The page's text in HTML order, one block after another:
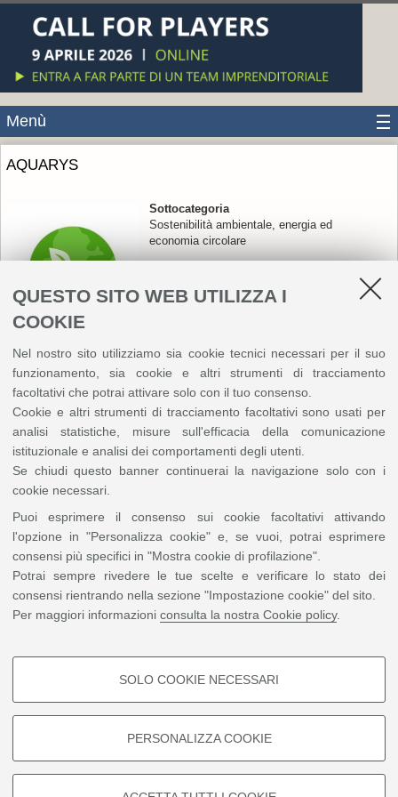
QUESTO SITO WEB UTILIZZA I
COOKIE
Nel nostro sito utilizziamo sia cookie tecnici necessari per il suo
funzionamento, sia cookie e altri strumenti di tracciamento
facoltativi che potrai attivare solo con il tuo consenso.
Cookie e altri strumenti di tracciamento facoltativi sono usati per
analisi statistiche, misure sull'efficacia della comunicazione
istituzionale e analisi dei comportamenti degli utenti.
Se chiudi questo banner continuerai la navigazione solo con i
cookie necessari.
Puoi esprimere il consenso sui cookie facoltativi attivando
l'opzione in "Personalizza cookie" e, se vuoi, potrai esprimere
consensi più specifici in "Mostra cookie di profilazione".
Potrai sempre rivedere le tue scelte e verificare lo stato dei
consensi rientrando nella sezione "Impostazione cookie" del sito.
Per maggiori informazioni consulta la nostra Cookie policy.
COOKIE DI PROFILAZIONE -
FACOLTATIVI
SOLO COOKIE NECESSARI
PERSONALIZZA COOKIE
Menù
AQUARYS
Sottocategoria
Sostenibilità ambientale, energia ed
economia circolare
AQUARYS è una piattaforma di environmental intelligence
che utilizza dati satellitari e modelli di analisi avanzati per
monitorare stress idrico, disponibilità d’acqua e salute del
suolo. Rivolta in particolare ai contesti agricoli africani, la
soluzione supporta agricoltori, istituzioni e organizzazioni
internazionali con strumenti per una gestione più sostenibile
delle risorse naturali e una maggiore resilienza climatica.
Ismael Essome Ebone - Project Leader
Entra in contatto con il team
ismael.essomeebone@studio.unibo.it
Il 9 aprile partecipa online su Teams